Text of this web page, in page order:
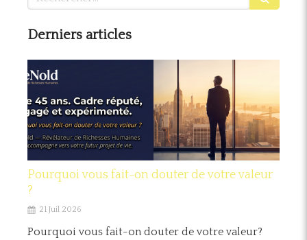
Derniers articles
Pourquoi vous fait-on douter de votre valeur
?
21 Juil 2026
Pourquoi vous fait-on douter de votre valeur?